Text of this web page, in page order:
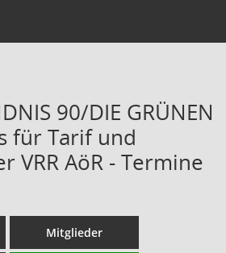
90/DIE GRÜNEN
für Tarif und
VRR AöR - Termine
Mitglieder